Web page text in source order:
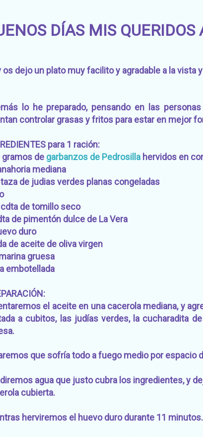
DÍAS MIS QUERIDOS
os dejo un plato muy facilito y agradable a la vista y
lo he preparado, pensando en las
controlar grasas y fritos para estar en mejor
para 1 ración:
gramos de garbanzos de Pedrosilla hervidos en
mediana
de judias verdes planas congeladas
de tomillo seco
de pimentón dulce de La Vera
duro
de aceite de oliva virgen
gruesa
embotellada
el aceite en una cacerola mediana, y
a cubitos, las judías verdes, la cucharadita
que sofría todo a fuego medio por espacio
agua que justo cubra los ingredientes, y
cubierta.
herviremos el huevo duro durante 11 minutos.